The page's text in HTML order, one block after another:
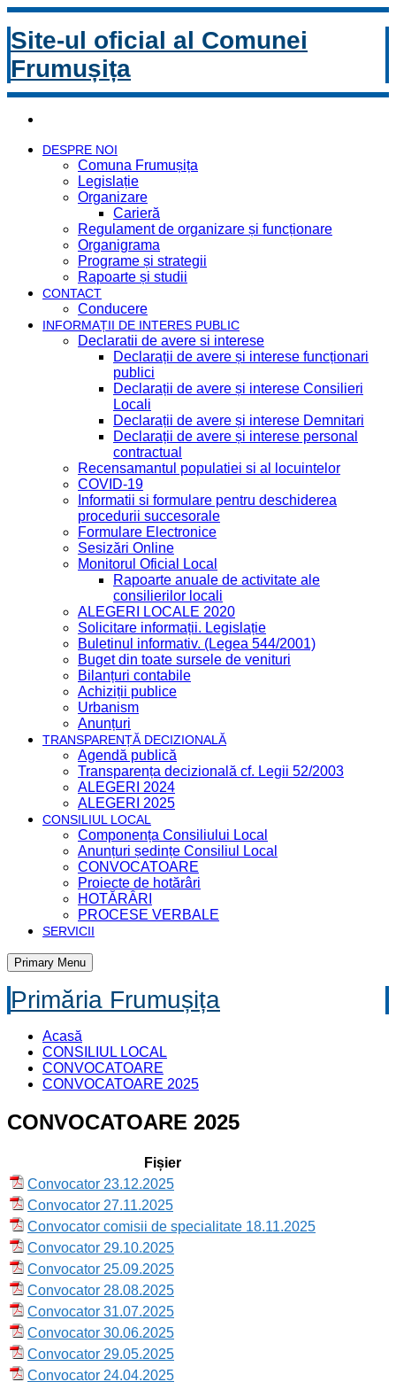
Site-ul oficial al Comunei
Frumușița
DESPRE NOI
Comuna Frumușița
Legislație
Organizare
Carieră
Regulament de organizare și funcționare
Organigrama
Programe și strategii
Rapoarte și studii
CONTACT
Conducere
INFORMAȚII DE INTERES PUBLIC
Declaratii de avere si interese
Declarații de avere și interese funcționari
publici
Declarații de avere și interese Consilieri
Locali
Declarații de avere și interese Demnitari
Declarații de avere și interese personal
contractual
Recensamantul populatiei si al locuintelor
COVID-19
Informatii si formulare pentru deschiderea
procedurii succesorale
Formulare Electronice
Sesizări Online
Monitorul Oficial Local
Rapoarte anuale de activitate ale
consilierilor locali
ALEGERI LOCALE 2020
Solicitare informații. Legislație
Buletinul informativ. (Legea 544/2001)
Buget din toate sursele de venituri
Bilanțuri contabile
Achiziții publice
Urbanism
Anunțuri
TRANSPARENȚĂ DECIZIONALĂ
Agendă publică
Transparența decizională cf. Legii 52/2003
ALEGERI 2024
ALEGERI 2025
CONSILIUL LOCAL
Componența Consiliului Local
Anunțuri ședințe Consiliul Local
CONVOCATOARE
Proiecte de hotărâri
HOTĂRÂRI
PROCESE VERBALE
SERVICII
Primary Menu
Primăria Frumușița
Acasă
CONSILIUL LOCAL
CONVOCATOARE
CONVOCATOARE 2025
CONVOCATOARE 2025
Fișier
Convocator 23.12.2025
Convocator 27.11.2025
Convocator comisii de specialitate 18.11.2025
Convocator 29.10.2025
Convocator 25.09.2025
Convocator 28.08.2025
Convocator 31.07.2025
Convocator 30.06.2025
Convocator 29.05.2025
Convocator 24.04.2025